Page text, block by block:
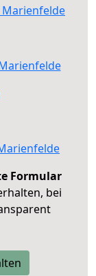
Formular
bei